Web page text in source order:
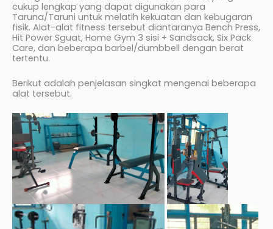
cukup lengkap yang dapat digunakan para
Taruna/Taruni untuk melatih kekuatan dan kebugaran
fisik. Alat-alat fitness tersebut diantaranya Bench Press,
Hit Power Sguat, Home Gym 3 sisi + Sandsack, Six Pack
Care, dan beberapa barbel/dumbbell dengan berat
tertentu.
Berikut adalah penjelasan singkat mengenai beberapa
alat tersebut.